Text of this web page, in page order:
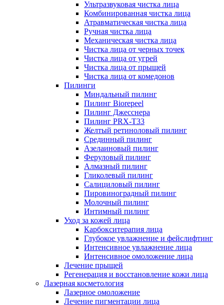
Ультразвуковая чистка лица
Комбинированная чистка лица
Атравматическая чистка лица
Ручная чистка лица
Механическая чистка лица
Чистка лица от черных точек
Чистка лица от угрей
Чистка лица от прыщей
Чистка лица от комедонов
Пилинги
Миндальный пилинг
Пилинг Biorepeel
Пилинг Джесснера
Пилинг PRX-T33
Желтый ретиноловый пилинг
Срединный пилинг
Азелаиновый пилинг
Феруловый пилинг
Алмазный пилинг
Гликолевый пилинг
Салициловый пилинг
Пировиноградный пилинг
Молочный пилинг
Интимный пилинг
Уход за кожей лица
Карбокситерапия лица
Глубокое увлажнение и фейслифтинг
Интенсивное увлажнение лица
Интенсивное омоложение лица
Лечение прыщей
Регенерация и восстановление кожи лица
Лазерная косметология
Лазерное омоложение
Лечение пигментации лица